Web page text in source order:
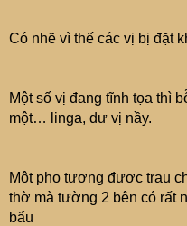
Có nhẽ vì thế các vị bị đặt
Một số vị đang tĩnh tọa thì
một… linga, dư vị nầy.
Một pho tượng được trau
thờ mà tường 2 bên có rất
bẩu